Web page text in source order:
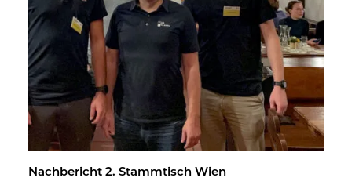
Nach­be­richt 2. Stamm­tisch Wien